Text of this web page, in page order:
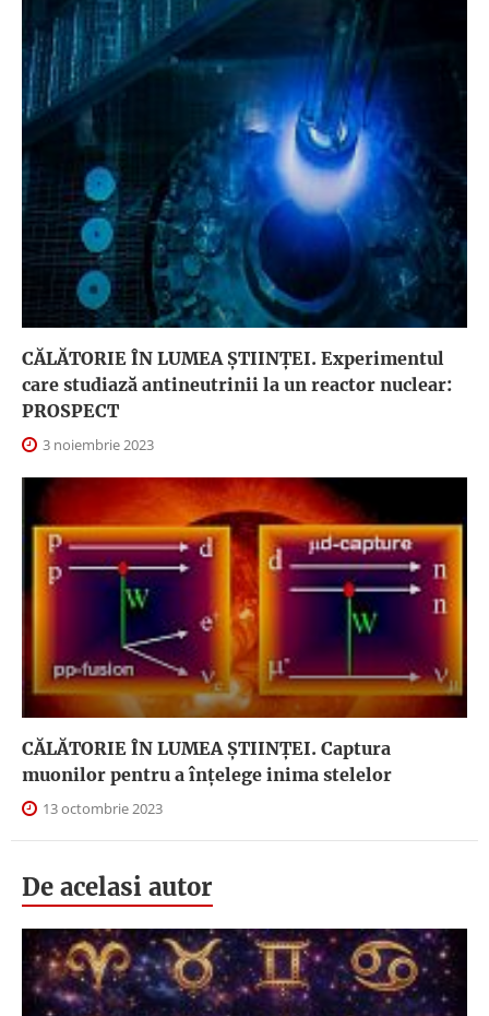
CĂLĂTORIE ÎN LUMEA ȘTIINȚEI. Experimentul
care studiază antineutrinii la un reactor nuclear:
PROSPECT
3 noiembrie 2023
CĂLĂTORIE ÎN LUMEA ŞTIINŢEI. Captura
muonilor pentru a înțelege inima stelelor
13 octombrie 2023
De acelasi autor